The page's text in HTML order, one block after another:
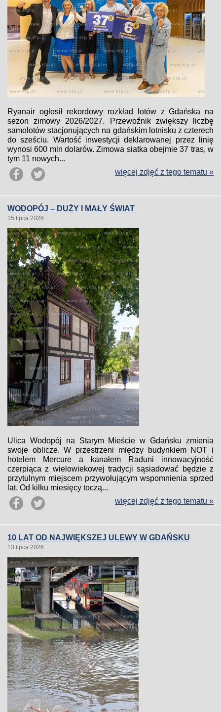
Ryanair ogłosił rekordowy rozkład lotów z Gdańska na
sezon zimowy 2026/2027. Przewoźnik zwiększy liczbę
samolotów stacjonujących na gdańskim lotnisku z czterech
do sześciu. Wartość inwestycji deklarowanej przez linię
wynosi 600 mln dolarów. Zimowa siatka obejmie 37 tras, w
tym 11 nowych...
więcej zdjęć z tego tematu »
WODOPÓJ – DUŻY I MAŁY ŚWIAT
15 lipca 2026
Ulica Wodopój na Starym Mieście w Gdańsku zmienia
swoje oblicze. W przestrzeni między budynkiem NOT i
hotelem Mercure a kanałem Raduni innowacyjność
czerpiąca z wielowiekowej tradycji sąsiadować będzie z
przytulnym miejscem przywołującym wspomnienia sprzed
lat. Od kilku miesięcy toczą...
więcej zdjęć z tego tematu »
10 LAT OD NAJWIĘKSZEJ ULEWY W GDAŃSKU
13 lipca 2026